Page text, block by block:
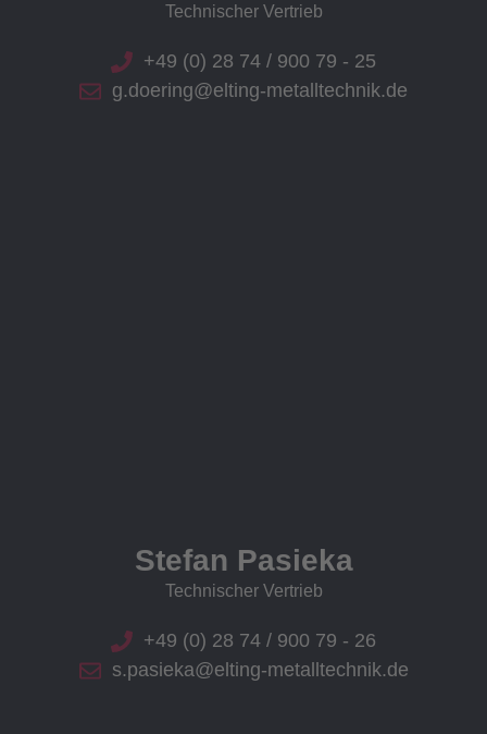
Technischer Vertrieb
+49 (0) 28 74 / 900 79 - 25
g.doering@elting-metalltechnik.de
Stefan Pasieka
Technischer Vertrieb
+49 (0) 28 74 / 900 79 - 26
s.pasieka@elting-metalltechnik.de